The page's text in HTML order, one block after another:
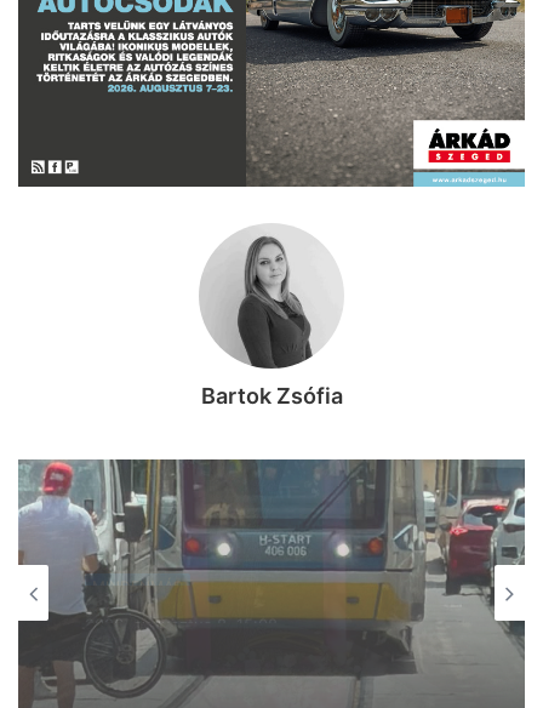
Bartok Zsófia
MINDENMÁS
2026, augusztus 8. 13:58
MINDENMÁS
2026, augusztus 8. 13:39
Tetejére borult egy autó Csongrád és
Gátér között